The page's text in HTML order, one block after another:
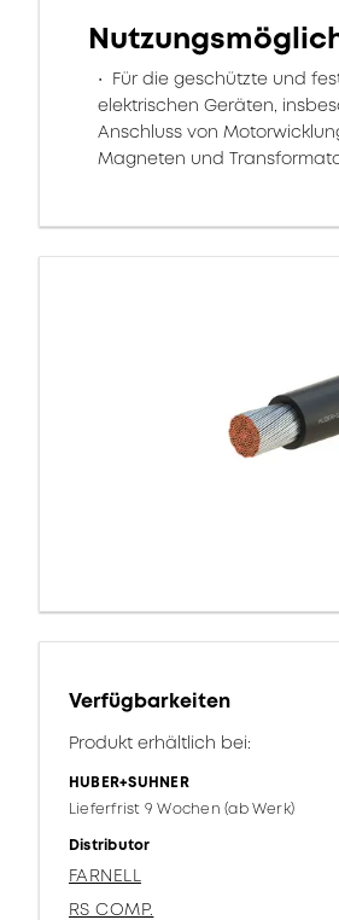
Für die geschützte und
elektrischen Geräten,
Anschluss von
Magneten und
Verfügbarkeiten
Produkt erhältlich bei:
HUBER+SUHNER
Lieferfrist 9 Wochen (ab Werk)
Distributor
FARNELL
RS COMP.